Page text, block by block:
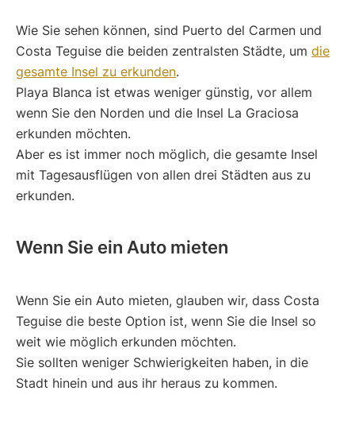
Wie Sie sehen können, sind Puerto del Carmen und
Costa Teguise die beiden zentralsten Städte, um die
gesamte Insel zu erkunden.
Playa Blanca ist etwas weniger günstig, vor allem
wenn Sie den Norden und die Insel La Graciosa
erkunden möchten.
Aber es ist immer noch möglich, die gesamte Insel
mit Tagesausflügen von allen drei Städten aus zu
erkunden.
Wenn Sie ein Auto mieten
Wenn Sie ein Auto mieten, glauben wir, dass Costa
Teguise die beste Option ist, wenn Sie die Insel so
weit wie möglich erkunden möchten.
Sie sollten weniger Schwierigkeiten haben, in die
Stadt hinein und aus ihr heraus zu kommen.